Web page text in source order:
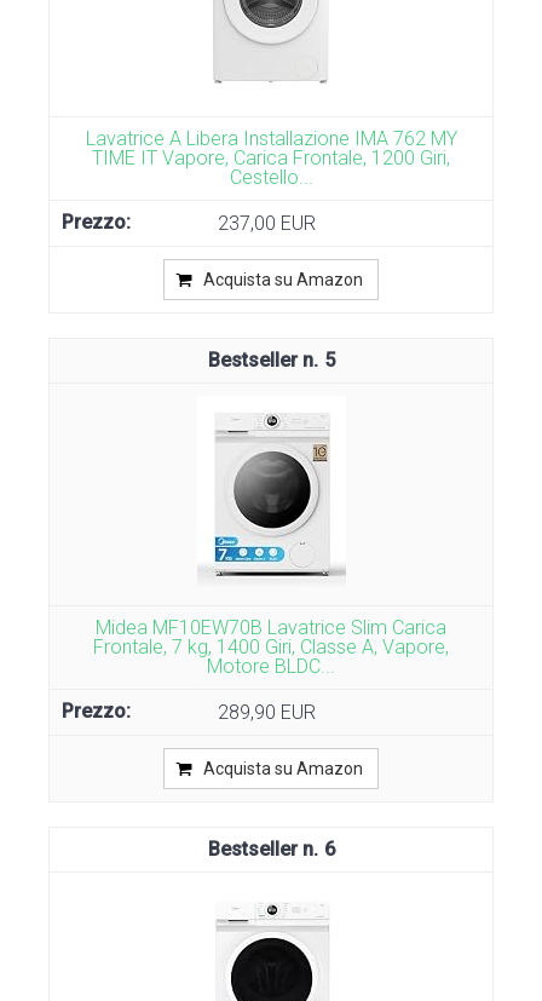
Lavatrice A Libera Installazione IMA 762 MY
TIME IT Vapore, Carica Frontale, 1200 Giri,
Cestello...
237,00 EUR
Acquista su Amazon
5
Midea MF10EW70B Lavatrice Slim Carica
Frontale, 7 kg, 1400 Giri, Classe A, Vapore,
Motore BLDC...
289,90 EUR
Acquista su Amazon
6